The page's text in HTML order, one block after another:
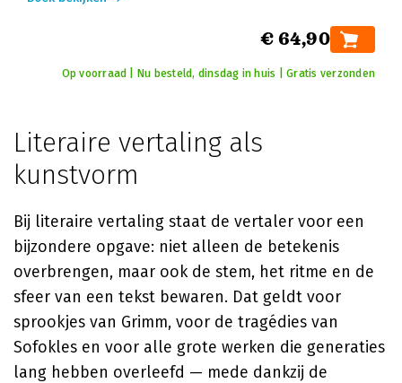
€ 64,90
Op voorraad | Nu besteld, dinsdag in huis | Gratis verzonden
Literaire vertaling als
kunstvorm
Bij literaire vertaling staat de vertaler voor een
bijzondere opgave: niet alleen de betekenis
overbrengen, maar ook de stem, het ritme en de
sfeer van een tekst bewaren. Dat geldt voor
sprookjes van Grimm, voor de tragédies van
Sofokles en voor alle grote werken die generaties
lang hebben overleefd — mede dankzij de